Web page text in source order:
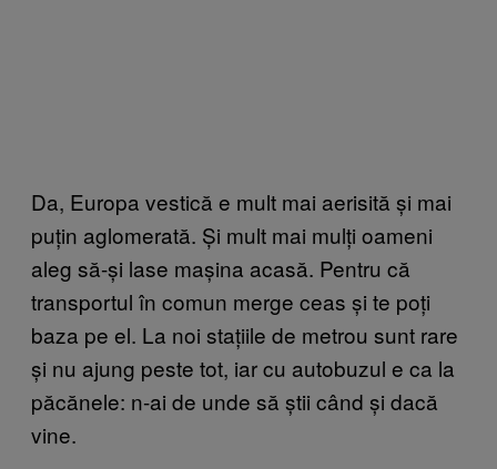
Da, Europa vestică e mult mai aerisită și mai
puțin aglomerată. Și mult mai mulți oameni
aleg să-și lase mașina acasă. Pentru că
transportul în comun merge ceas și te poți
baza pe el. La noi stațiile de metrou sunt rare
și nu ajung peste tot, iar cu autobuzul e ca la
păcănele: n-ai de unde să știi când și dacă
vine.